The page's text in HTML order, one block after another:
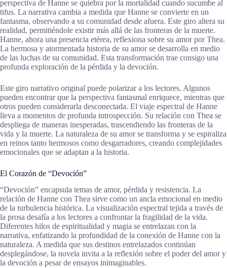
perspectiva de Hanne se quiebra por la mortalidad cuando sucumbe al
tifus. La narrativa cambia a medida que Hanne se convierte en un
fantasma, observando a su comunidad desde afuera. Este giro altera su
realidad, permitiéndole existir más allá de las fronteras de la muerte.
Hanne, ahora una presencia etérea, reflexiona sobre su amor por Thea.
La hermosa y atormentada historia de su amor se desarrolla en medio
de las luchas de su comunidad. Esta transformación trae consigo una
profunda exploración de la pérdida y la devoción.
Este giro narrativo original puede polarizar a los lectores. Algunos
pueden encontrar que la perspectiva fantasmal enriquece, mientras que
otros pueden considerarla desconectada. El viaje espectral de Hanne
lleva a momentos de profunda introspección. Su relación con Thea se
despliega de maneras inesperadas, trascendiendo las fronteras de la
vida y la muerte. La naturaleza de su amor se transforma y se espiraliza
en reinos tanto hermosos como desgarradores, creando complejidades
emocionales que se adaptan a la historia.
El Corazón de “Devoción”
“Devoción” encapsula temas de amor, pérdida y resistencia. La
relación de Hanne con Thea sirve como un ancla emocional en medio
de la turbulencia histórica. La visualización espectral tejida a través de
la prosa desafía a los lectores a confrontar la fragilidad de la vida.
Diferentes hilos de espiritualidad y magia se entrelazan con la
narrativa, enfatizando la profundidad de la conexión de Hanne con la
naturaleza. A medida que sus destinos entrelazados continúan
desplegándose, la novela invita a la reflexión sobre el poder del amor y
la devoción a pesar de ensayos inimaginables.